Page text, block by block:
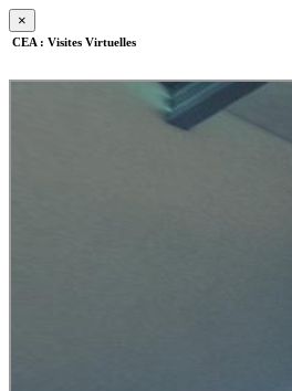
×
CEA : Visites Virtuelles